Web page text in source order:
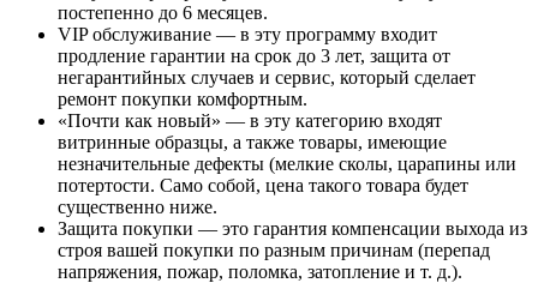
постепенно до 6 месяцев.
VIP обслуживание — в эту программу входит
продление гарантии на срок до 3 лет, защита от
негарантийных случаев и сервис, который сделает
ремонт покупки комфортным.
«Почти как новый» — в эту категорию входят
витринные образцы, а также товары, имеющие
незначительные дефекты (мелкие сколы, царапины или
потертости. Само собой, цена такого товара будет
существенно ниже.
Защита покупки — это гарантия компенсации выхода из
строя вашей покупки по разным причинам (перепад
напряжения, пожар, поломка, затопление и т. д.).